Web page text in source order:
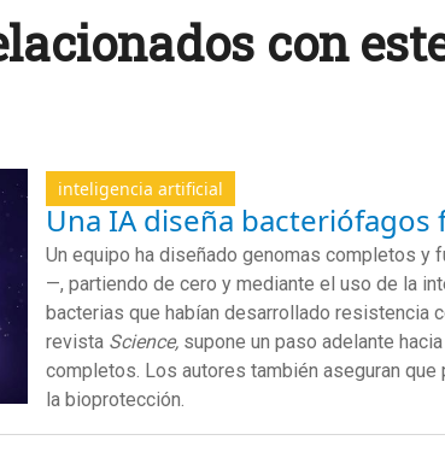
con
inteligencia artificial
Una IA diseña
Un equipo ha diseñado genomas completos
—, partiendo de cero y mediante el uso de la
bacterias que habían desarrollado resistencia
revista Science, supone un paso adelante
completos. Los autores también aseguran
la bioprotección.